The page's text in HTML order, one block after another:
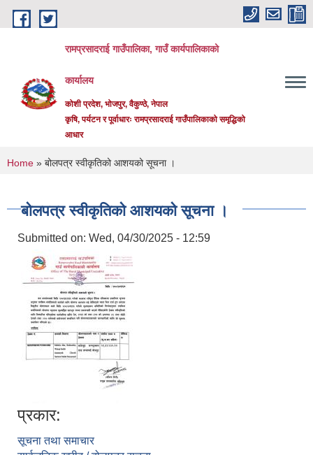
Skip to main content
रामप्रसादराई गाउँपालिका, गाउँ कार्यपालिकाको
कार्यालय
कोशी प्रदेश, भोजपुर, वैकुण्ठे, नेपाल
कृषि, पर्यटन र पूर्वाधारः रामप्रसादराई गाउँपालिकाको समृद्धिको
आधार
You are here
Home » बोलपत्र स्वीकृतिको आशयको सूचना ।
बोलपत्र स्वीकृतिको आशयको सूचना ।
Submitted on: Wed, 04/30/2025 - 12:59
प्रकार:
सूचना तथा समाचार